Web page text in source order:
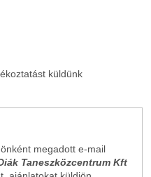
küldünk
megadott e-mail
Taneszközcentrum Kft